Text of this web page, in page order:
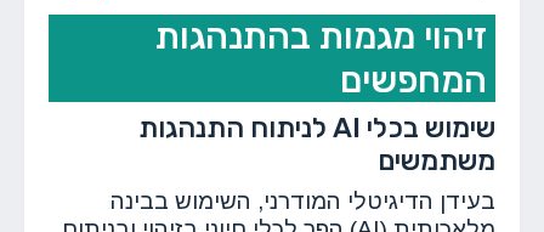
זיהוי מגמות בהתנהגות
המחפשים
שימוש בכלי AI לניתוח התנהגות
משתמשים
בעידן הדיגיטלי המודרני, השימוש בבינה